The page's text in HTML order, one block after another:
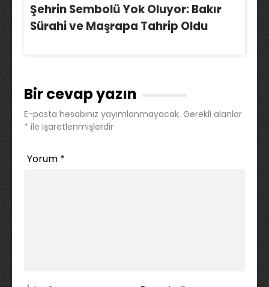
Şehrin Sembolü Yok Oluyor: Bakır
Sürahi ve Maşrapa Tahrip Oldu
Bir cevap yazın
E-posta hesabınız yayımlanmayacak. Gerekli alanlar
* ile işaretlenmişlerdir
Yorum *